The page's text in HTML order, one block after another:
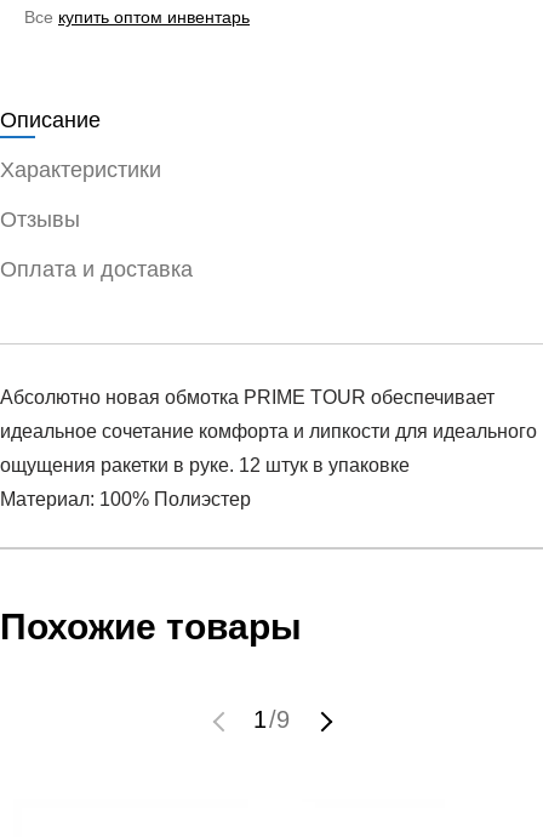
Все купить оптом инвентарь
Описание
Характеристики
Отзывы
Оплата и доставка
Абсолютно новая обмотка PRIME TOUR обеспечивает
идеальное сочетание комфорта и липкости для идеального
ощущения ракетки в руке. 12 штук в упаковке
Материал: 100% Полиэстер
Пол:унисекс
100% полиэстер
Инструкция по оплате есть в самом конце счета, который
мы не увидим Вашу оплату.
Похожие товары
1/9